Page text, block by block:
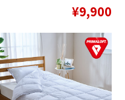
¥9,900